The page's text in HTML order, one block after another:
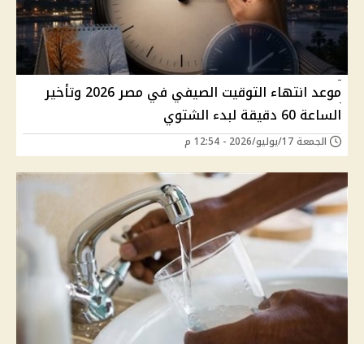
موعد انتهاء التوقيت الصيفي في مصر 2026 وتأخير
الساعة 60 دقيقة لبدء الشتوي
الجمعة 17/يوليو/2026 - 12:54 م